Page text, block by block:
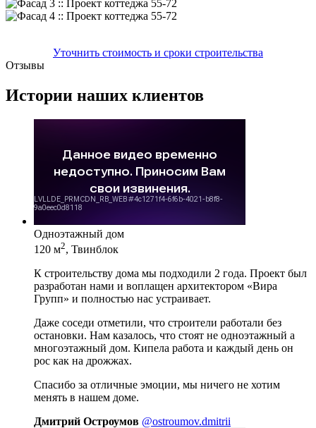
Уточнить стоимость и сроки строительства
Отзывы
Истории наших клиентов
Одноэтажный дом
120 м2, Твинблок
К строительству дома мы подходили 2 года. Проект был
разработан нами и воплащен архитектором «Вира
Групп» и полностью нас устраивает.
Даже соседи отметили, что строители работали без
остановки. Нам казалось, что стоят не одноэтажный а
многоэтажный дом. Кипела работа и каждый день он
рос как на дрожжах.
Спасибо за отличные эмоции, мы ничего не хотим
менять в нашем доме.
Дмитрий Остроумов @ostroumov.dmitrii